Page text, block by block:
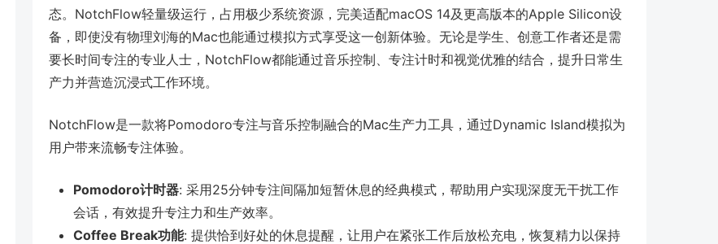
态。NotchFlow轻量级运行，占用极少系统资源，完美适配macOS 14及更高版本的Apple Silicon设
备，即使没有物理刘海的Mac也能通过模拟方式享受这一创新体验。无论是学生、创意工作者还是需
要长时间专注的专业人士，NotchFlow都能通过音乐控制、专注计时和视觉优雅的结合，提升日常生
产力并营造沉浸式工作环境。
NotchFlow是一款将Pomodoro专注与音乐控制融合的Mac生产力工具，通过Dynamic Island模拟为
用户带来流畅专注体验。
Pomodoro计时器: 采用25分钟专注间隔加短暂休息的经典模式，帮助用户实现深度无干扰工作
会话，有效提升专注力和生产效率。
Coffee Break功能: 提供恰到好处的休息提醒，让用户在紧张工作后放松充电，恢复精力以保持